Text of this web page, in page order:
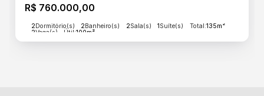
R$ 760.000,00
2Dormitório(s) 2Banheiro(s) 2Sala(s) 1Suíte(s) Total:135m²
2Vaga(s) Útil:100m²